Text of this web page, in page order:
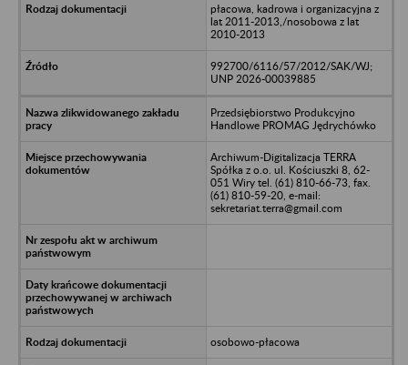
płacowa, kadrowa i organizacyjna z
lat 2011-2013,/nosobowa z lat
2010-2013
992700/6116/57/2012/SAK/WJ;
UNP 2026-00039885
Przedsiębiorstwo Produkcyjno
Handlowe PROMAG Jędrychówko
Archiwum-Digitalizacja TERRA
Spółka z o.o. ul. Kościuszki 8, 62-
051 Wiry tel. (61) 810-66-73, fax.
(61) 810-59-20, e-mail:
sekretariat.terra@gmail.com
osobowo-płacowa